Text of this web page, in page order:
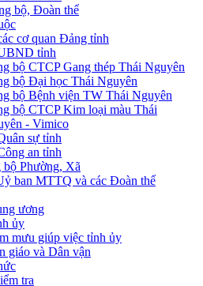
bộ, Đoàn thể
cơ quan Đảng tỉnh
tỉnh
bộ CTCP Gang thép Thái Nguyên
bộ Đại học Thái Nguyên
bộ Bệnh viện TW Thái Nguyên
bộ CTCP Kim loại màu Thái
- Vimico
sự tỉnh
an tỉnh
Phường, Xã
ban MTTQ và các Đoàn thể
ương
ủy
mưu giúp việc tỉnh ủy
giáo và Dân vận
tra